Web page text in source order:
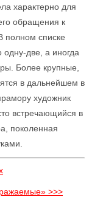
характерно для
обращения к
полном списке
две, а иногда
Более крупные,
в дальнейшем в
художник
встречающийся в
поколенная
>>>